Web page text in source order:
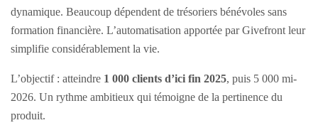
dynamique. Beaucoup dépendent de trésoriers bénévoles sans
formation financière. L’automatisation apportée par Givefront leur
simplifie considérablement la vie.
L’objectif : atteindre 1 000 clients d’ici fin 2025, puis 5 000 mi-
2026. Un rythme ambitieux qui témoigne de la pertinence du
produit.